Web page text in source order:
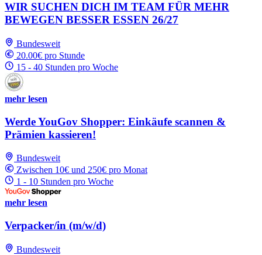
WIR SUCHEN DICH IM TEAM FÜR MEHR
BEWEGEN BESSER ESSEN 26/27
Bundesweit
20.00€ pro Stunde
15 - 40 Stunden pro Woche
mehr lesen
Werde YouGov Shopper: Einkäufe scannen &
Prämien kassieren!
Bundesweit
Zwischen 10€ und 250€ pro Monat
1 - 10 Stunden pro Woche
mehr lesen
Verpacker/in (m/w/d)
Bundesweit